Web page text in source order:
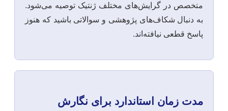
متخصص در گرایش‌های مختلف ژنتیک توصیه می‌شود.
به دنبال شکاف‌های پژوهشی و سوالاتی باشید که هنوز
پاسخ قطعی نیافته‌اند.
مدت زمان استاندارد برای نگارش